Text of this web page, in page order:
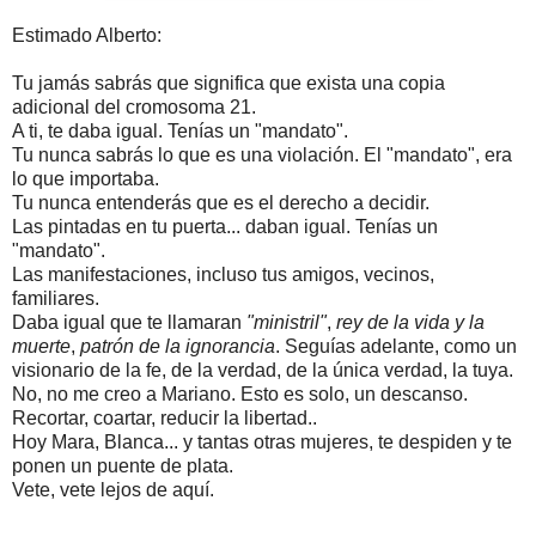
Estimado Alberto:
Tu jamás sabrás que significa que exista una copia
adicional del cromosoma 21.
A ti, te daba igual. Tenías un "mandato".
Tu nunca sabrás lo que es una violación. El "mandato", era
lo que importaba.
Tu nunca entenderás que es el derecho a decidir.
Las pintadas en tu puerta... daban igual. Tenías un
"mandato".
Las manifestaciones, incluso tus amigos, vecinos,
familiares.
Daba igual que te llamaran "ministril", rey de la vida y la
muerte, patrón de la ignorancia. Seguías adelante, como un
visionario de la fe, de la verdad, de la única verdad, la tuya.
No, no me creo a Mariano. Esto es solo, un descanso.
Recortar, coartar, reducir la libertad..
Hoy Mara, Blanca... y tantas otras mujeres, te despiden y te
ponen un puente de plata.
Vete, vete lejos de aquí.